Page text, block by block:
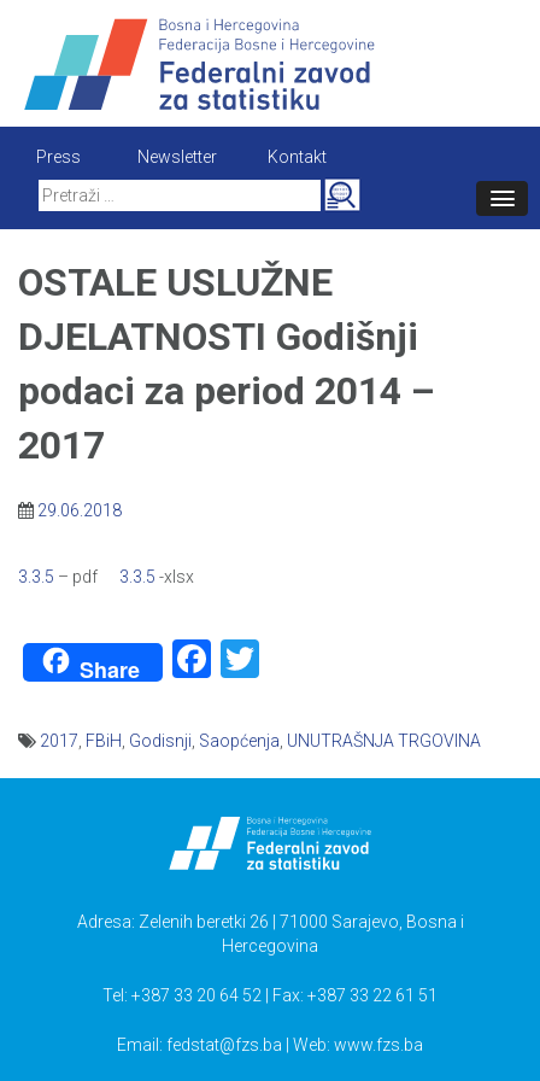
content
Press Newsletter
Kontakt
Search
for:
OSTALE USLUŽNE
DJELATNOSTI Godišnji
podaci za period 2014 –
2017
29.06.2018
3.3.5 – pdf 3.3.5 -xlsx
Share Facebook
2017 FBiH Godisnji Saopćenja UNUTRAŠNJA TRGOVINA
Adresa: Zelenih beretki 26 | 71000 Sarajevo, Bosna i
Hercegovina
Tel: +387 33 20 64 52 | Fax: +387 33 22 61 51
Email: fedstat@fzs.ba | Web: www.fzs.ba